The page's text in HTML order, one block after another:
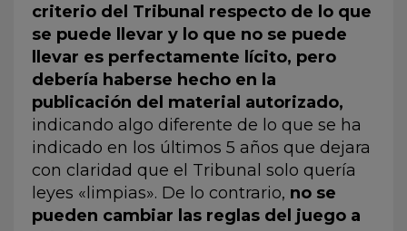
criterio del Tribunal respecto de lo que
se puede llevar y lo que no se puede
llevar es perfectamente lícito, pero
debería haberse hecho en la
publicación del material autorizado,
indicando algo diferente de lo que se ha
indicado en los últimos 5 años que dejara
con claridad que el Tribunal solo quería
leyes «limpias». De lo contrario, no se
pueden cambiar las reglas del juego a